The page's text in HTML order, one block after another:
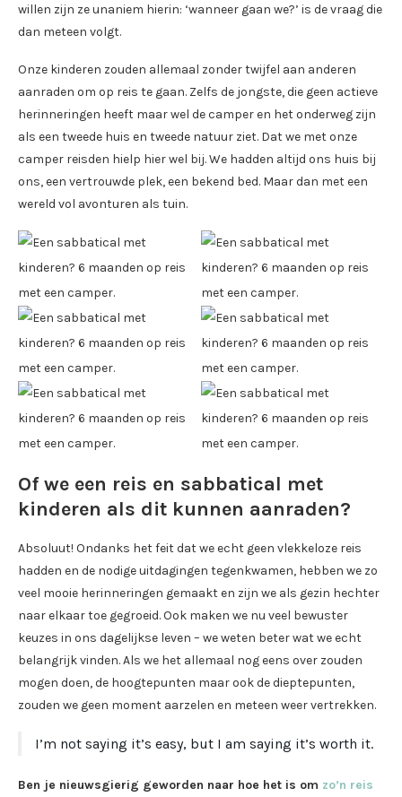
willen zijn ze unaniem hierin: ‘wanneer gaan we?’ is de vraag die
dan meteen volgt.
Onze kinderen zouden allemaal zonder twijfel aan anderen
aanraden om op reis te gaan. Zelfs de jongste, die geen actieve
herinneringen heeft maar wel de camper en het onderweg zijn
als een tweede huis en tweede natuur ziet. Dat we met onze
camper reisden hielp hier wel bij. We hadden altijd ons huis bij
ons, een vertrouwde plek, een bekend bed. Maar dan met een
wereld vol avonturen als tuin.
Of we een reis en sabbatical met
kinderen als dit kunnen aanraden?
Absoluut! Ondanks het feit dat we echt geen vlekkeloze reis
hadden en de nodige uitdagingen tegenkwamen, hebben we zo
veel mooie herinneringen gemaakt en zijn we als gezin hechter
naar elkaar toe gegroeid. Ook maken we nu veel bewuster
keuzes in ons dagelijkse leven – we weten beter wat we echt
belangrijk vinden. Als we het allemaal nog eens over zouden
mogen doen, de hoogtepunten maar ook de dieptepunten,
zouden we geen moment aarzelen en meteen weer vertrekken.
I’m not saying it’s easy, but I am saying it’s worth it.
Ben je nieuwsgierig geworden naar hoe het is om zo’n reis